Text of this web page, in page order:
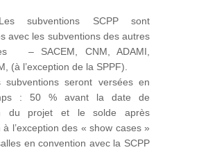
subventions SCPP sont
avec les subventions des autres
– SACEM, CNM, ADAMI,
(à l’exception de la SPPF).
subventions seront versées en
: 50 % avant la date de
du projet et le solde après
à l’exception des « show cases »
en convention avec la SCPP